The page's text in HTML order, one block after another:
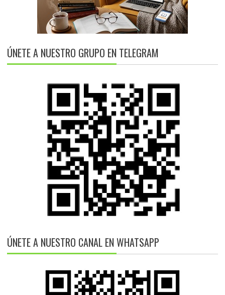
ÚNETE A NUESTRO GRUPO EN TELEGRAM
ÚNETE A NUESTRO CANAL EN WHATSAPP